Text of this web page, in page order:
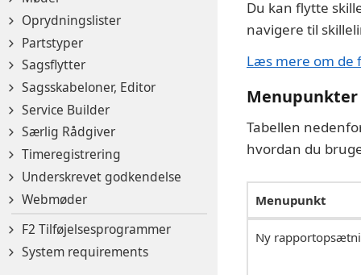
Oprydningslister
Partstyper
Sagsflytter
Sagsskabeloner, Editor
Service Builder
Særlig Rådgiver
Timeregistrering
Underskrevet godkendelse
Webmøder
F2 Tilføjelsesprogrammer
System requirements
Du kan flytte
navigere til
Læs mere om de
Tabellen
hvordan du
Menupunkt
Ny